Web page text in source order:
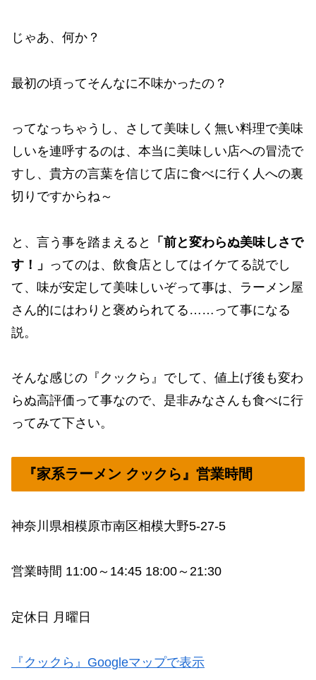
じゃあ、何か？
最初の頃ってそんなに不味かったの？
ってなっちゃうし、さして美味しく無い料理で美味
しいを連呼するのは、本当に美味しい店への冒涜で
すし、貴方の言葉を信じて店に食べに行く人への裏
切りですからね～
と、言う事を踏まえると
「前と変わらぬ美味しさで
す！」 ってのは、飲食店としてはイケてる説でし
て、味が安定して美味しいぞって事は、ラーメン屋
さん的にはわりと褒められてる……って事になる
説。
そんな感じの『クックら』でして、値上げ後も変わ
らぬ高評価って事なので、是非みなさんも食べに行
ってみて下さい。
『家系ラーメン クックら』営業時間
神奈川県相模原市南区相模大野5-27-5
営業時間 11:00～14:45 18:00～21:30
定休日 月曜日
『クックら』Googleマップで表示